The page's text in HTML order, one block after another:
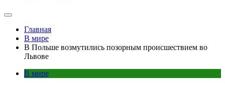
Главная
В мире
В Польше возмутились позорным происшествием во
Львове
В мире